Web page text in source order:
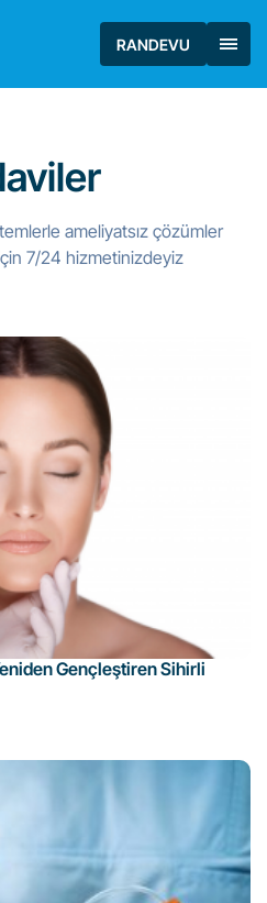
RANDEVU
ameliyatsız çözümler
için 7/24 hizmetinizdeyiz
Gençleştiren Sihirli